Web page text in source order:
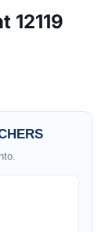
12119